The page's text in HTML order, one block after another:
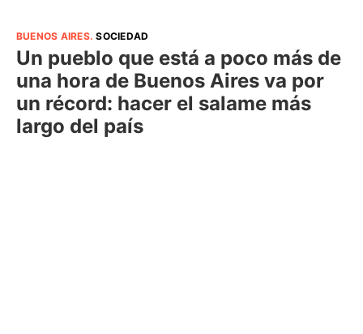
BUENOS AIRES.SOCIEDAD
Un pueblo que está a poco más de
una hora de Buenos Aires va por
un récord: hacer el salame más
largo del país